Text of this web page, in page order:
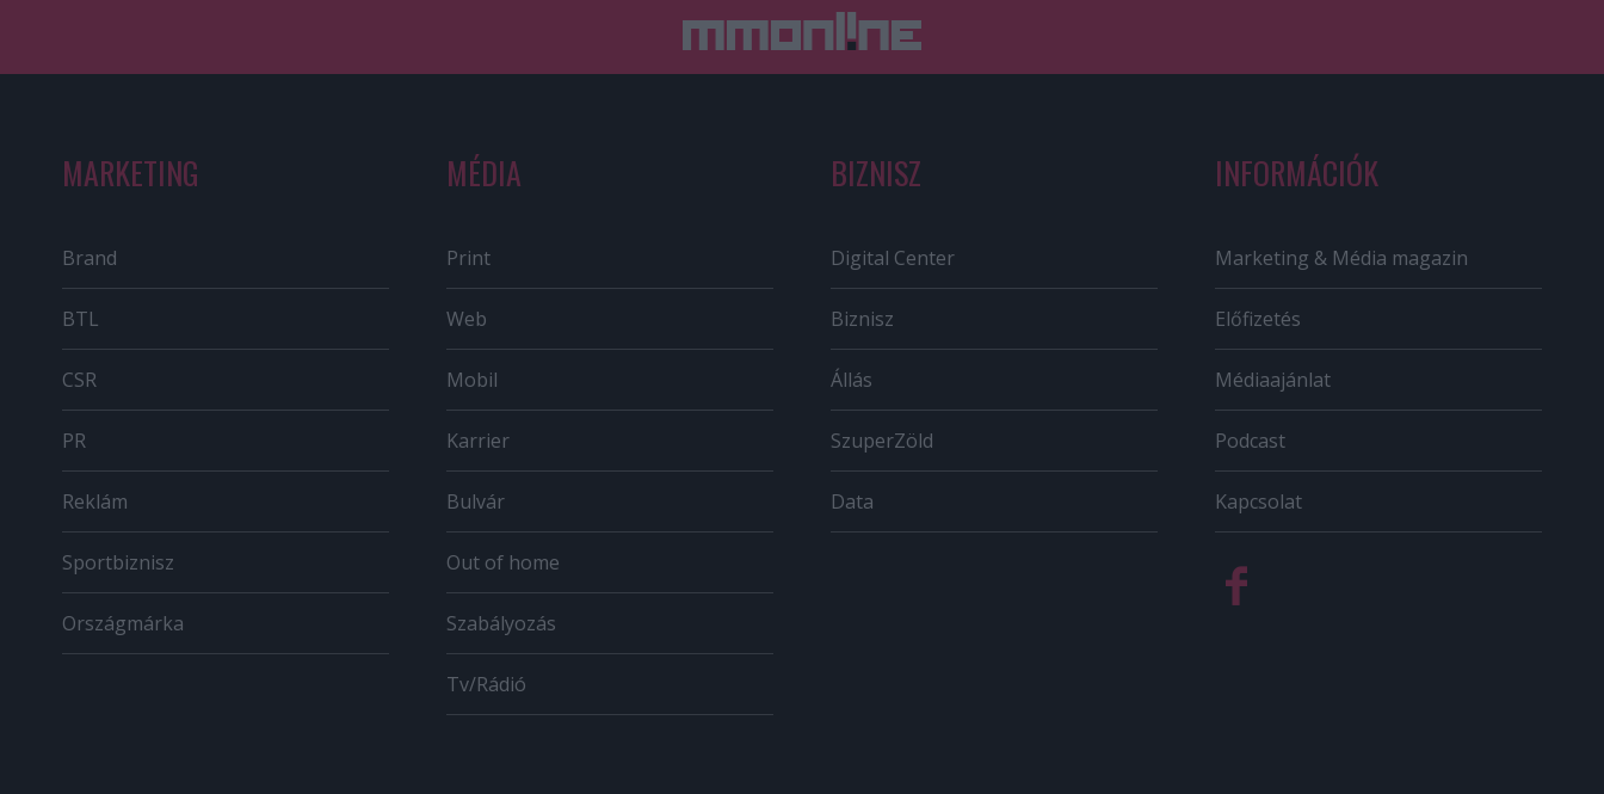
MARKETING
Brand
BTL
CSR
PR
Reklám
Sportbiznisz
Országmárka
MÉDIA
Print
Web
Mobil
Karrier
Bulvár
Out of home
Szabályozás
Tv/Rádió
BIZNISZ
Digital Center
Biznisz
Állás
SzuperZöld
Data
INFORMÁCIÓK
Marketing & Média magazin
Előfizetés
Médiaajánlat
Podcast
Kapcsolat